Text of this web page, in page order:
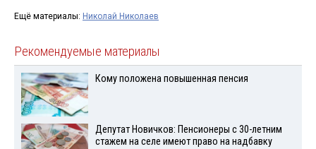
Ещё материалы: Николай Николаев
Рекомендуемые материалы
Кому положена повышенная пенсия
Депутат Новичков: Пенсионеры с 30-летним
стажем на селе имеют право на надбавку